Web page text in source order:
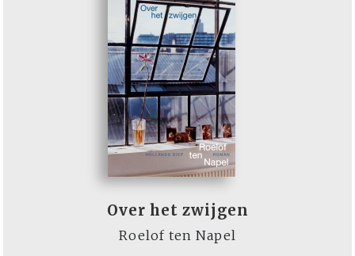
Over het zwijgen
Roelof ten Napel